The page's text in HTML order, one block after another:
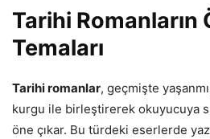
Tarihi Romanların
Temaları
Tarihi romanlar, geçmişte
kurgu ile birleştirerek okuyucuya
öne çıkar. Bu türdeki eserlerde